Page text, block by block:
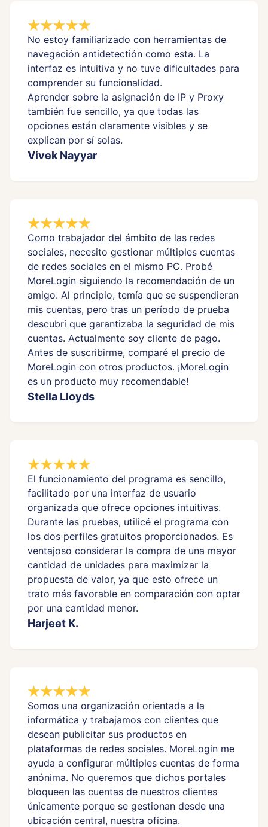
No estoy familiarizado con herramientas de
navegación antidetectión como esta. La
interfaz es intuitiva y no tuve dificultades para
comprender su funcionalidad.
Aprender sobre la asignación de IP y Proxy
también fue sencillo, ya que todas las
opciones están claramente visibles y se
explican por sí solas.
Vivek Nayyar
Como trabajador del ámbito de las redes
sociales, necesito gestionar múltiples cuentas
de redes sociales en el mismo PC. Probé
MoreLogin siguiendo la recomendación de un
amigo. Al principio, temía que se suspendieran
mis cuentas, pero tras un período de prueba
descubrí que garantizaba la seguridad de mis
cuentas. Actualmente soy cliente de pago.
Antes de suscribirme, comparé el precio de
MoreLogin con otros productos. ¡MoreLogin
es un producto muy recomendable!
Stella Lloyds
El funcionamiento del programa es sencillo,
facilitado por una interfaz de usuario
organizada que ofrece opciones intuitivas.
Durante las pruebas, utilicé el programa con
los dos perfiles gratuitos proporcionados. Es
ventajoso considerar la compra de una mayor
cantidad de unidades para maximizar la
propuesta de valor, ya que esto ofrece un
trato más favorable en comparación con optar
por una cantidad menor.
Harjeet K.
Somos una organización orientada a la
informática y trabajamos con clientes que
desean publicitar sus productos en
plataformas de redes sociales. MoreLogin me
ayuda a configurar múltiples cuentas de forma
anónima. No queremos que dichos portales
bloqueen las cuentas de nuestros clientes
únicamente porque se gestionan desde una
ubicación central, nuestra oficina.